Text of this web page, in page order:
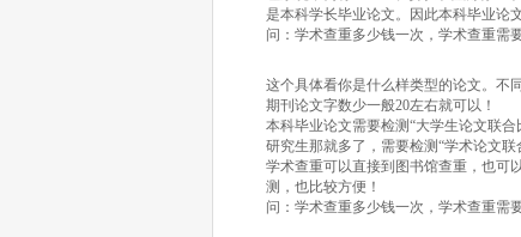
是本科学长毕业论文。因此本科毕业论
问：学术查重多少钱一次，学术查重需
这个具体看你是什么样类型的论文。不
期刊论文字数少一般20左右就可以！
本科毕业论文需要检测“大学生论文联合
研究生那就多了，需要检测“学术论文联
学术查重可以直接到图书馆查重，也可
测，也比较方便！
问：学术查重多少钱一次，学术查重需